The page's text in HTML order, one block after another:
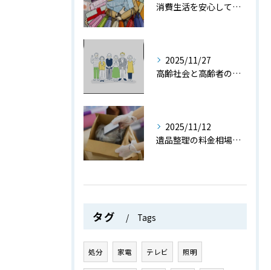
消費生活を安心して送るための消費社会で役立つ知識とトラブル防止策を徹底解説
2025/11/27
高齢社会と高齢者の現状や課題をデータと共にわかりやすく解説
2025/11/12
遺品整理の料金相場と費用を抑えるためのポイントを詳しく解説
タグ Tags
処分 家電 テレビ 照明